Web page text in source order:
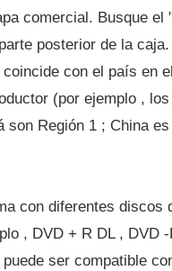
comercial. Busque el
posterior de la
con el país en
(por ejemplo ,
son Región 1 ; China
con diferentes discos
, DVD + R DL , DVD
ser compatible